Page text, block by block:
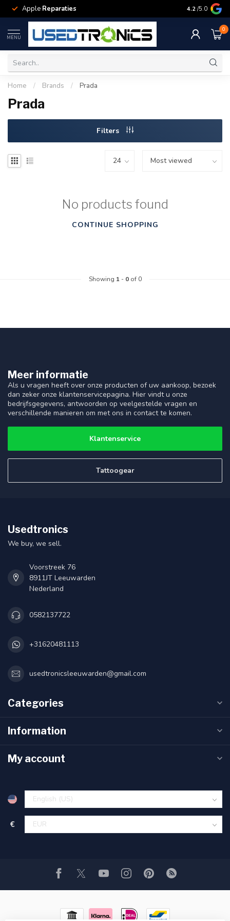
Apple Reparaties Samsung
4.2 /5.0
MENU
0
Home / Brands / Prada
Prada
Filters
No products found
CONTINUE SHOPPING
Showing 1- 0of 0
Meer informatie
Als u vragen heeft over onze producten of uw aankoop, bezoek
dan zeker onze klantenservicepagina. Hier vindt u onze
bedrijfsgegevens, antwoorden op veelgestelde vragen en
verschillende manieren om met ons in contact te komen.
Klantenservice
Tattoogear
Usedtronics
We buy, we sell.
Voorstreek 76
8911JT Leeuwarden
Nederland
0582137722
+31620481113
usedtronicsleeuwarden@gmail.com
Categories
Information
My account
€